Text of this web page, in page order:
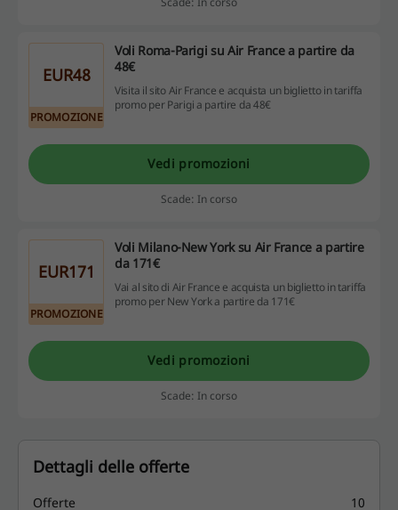
EUR48
PROMOZIONE
Voli Roma-Parigi su Air France a partire da
48€
Visita il sito Air France e acquista un biglietto in tariffa
promo per Parigi a partire da 48€
Vedi promozioni
Scade: In corso
EUR171
PROMOZIONE
Voli Milano-New York su Air France a partire
da 171€
Vai al sito di Air France e acquista un biglietto in tariffa
promo per New York a partire da 171€
Vedi promozioni
Scade: In corso
Dettagli delle offerte
Offerte
10